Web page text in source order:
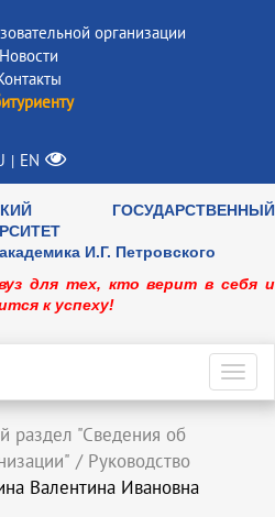
организации
Новости
| EN
ГОСУДАРСТВЕННЫЙ
И.Г. Петровского
для тех, кто верит в себя и
к успеху!
раздел "Сведения об
/ Руководство
Валентина Ивановна